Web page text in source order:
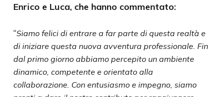
Enrico e Luca, che hanno commentato:
“Siamo felici di entrare a far parte di questa realtà e
di iniziare questa nuova avventura professionale. Fin
dal primo giorno abbiamo percepito un ambiente
dinamico, competente e orientato alla
collaborazione. Con entusiasmo e impegno, siamo